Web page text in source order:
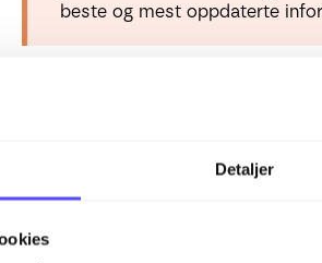
Detaljer
beste og mest oppdaterte
finner du en
postadresser er registrert på
automatisk kobles til riktig kunde
deg og øvrige ansatte i firmaet.